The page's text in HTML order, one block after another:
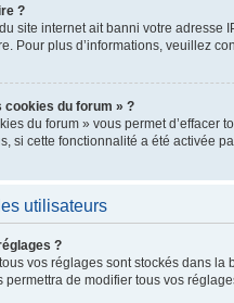
?
site internet ait banni votre
Pour plus d’informations, veuillez
cookies du forum » ?
du forum » vous permet
si cette fonctionnalité a été activée
utilisateurs
?
vos réglages sont stockés dans
de modifier tous vos